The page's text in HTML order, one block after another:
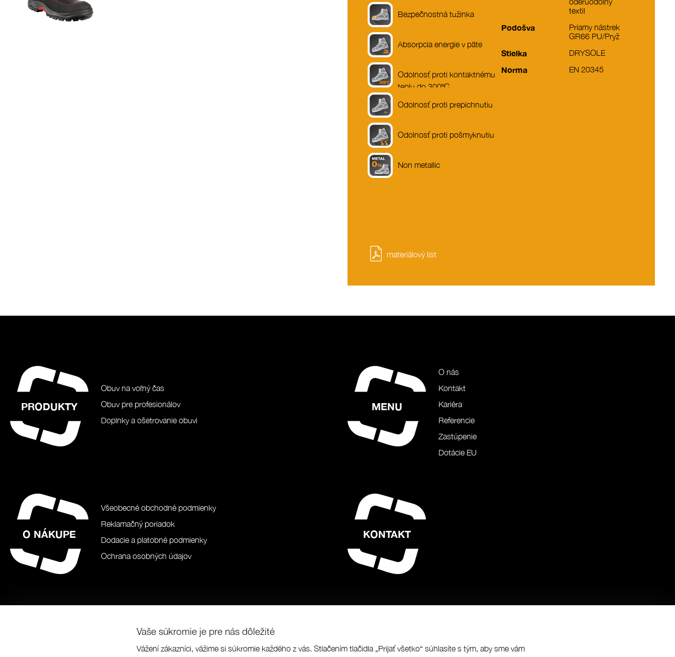
Vaše súkromie je pre nás dôležité
Vážení zákazníci, vážime si súkromie každého z vás. Stlačením tlačidla „Prijať všetko“ súhlasíte s tým, aby sme vám
Bezpečnostná tužinka
Absorpcia energie v päte
Odolnosť proti kontaktnému
teplu do 300ºC
Odolnosť proti prepichnutiu
Odolnosť proti pošmyknutiu
Non metallic
textil
Podošva
Priamy nástrek
GR66 PU/Pryž
Stielka DRYSOLE
Norma EN 20345
materiálový list
PRODUKTY
Obuv na voľný čas
Obuv pre profesionálov
Doplnky a ošetrovanie obuvi
MENU
O nás
Kontakt
Kariéra
Referencie
Zastúpenie
Dotácie EU
O NÁKUPE
Všeobecné obchodné podmienky
Reklamačný poriadok
Dodacie a platobné podmienky
Ochrana osobných údajov
KONTAKT